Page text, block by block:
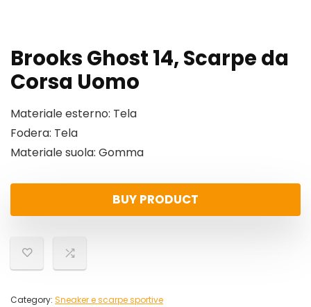
Brooks Ghost 14, Scarpe da
Corsa Uomo
Materiale esterno: Tela
Fodera: Tela
Materiale suola: Gomma
BUY PRODUCT
Category: Sneaker e scarpe sportive